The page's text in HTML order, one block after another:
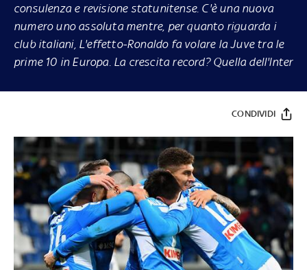
consulenza e revisione statunitense. C'è una nuova
numero uno assoluta mentre, per quanto riguarda i
club italiani, L'effetto-Ronaldo fa volare la Juve tra le
prime 10 in Europa. La crescita record? Quella dell'Inter
CONDIVIDI